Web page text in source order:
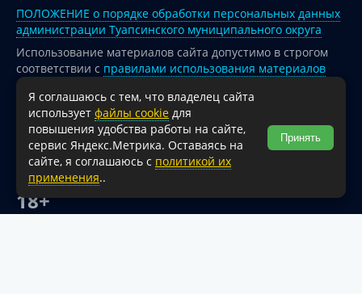
ПОЛОЖЕНИЕ о порядке обработки персональных данных
администрации Туапсинского муниципального округа
Использование материалов сайта допустимо в строгом
соответствии с правилами использования материалов
опубликованных на сайте
При перепечатке и использовании информации ссылка
на источник обязательна.
Для сайтов и страниц сети Интернет обязательна
активная гиперссылка на официальный интернет-портал
администрации Туапсинского муниципального округа.
18+
Я соглашаюсь с тем, что владелец сайта
использует файлы cookie для
повышения удобства работы на сайте,
сервис Яндекс.Метрика. Оставаясь на
сайте, я соглашаюсь с политикой их
применения..
Принять